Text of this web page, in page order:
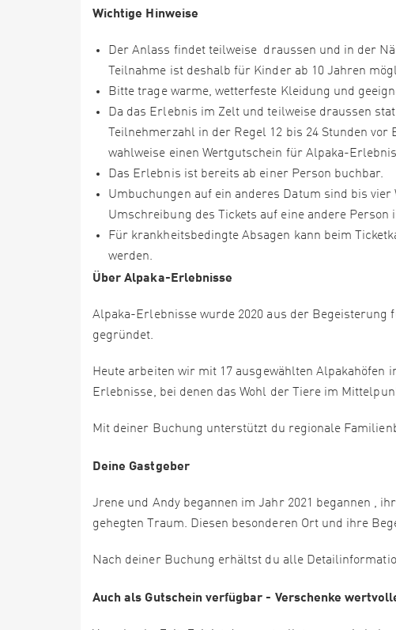
Wichtige Hinweise
Der Anlass findet teilweise draussen und in der
Teilnahme ist deshalb für Kinder ab 10 Jahren
Bitte trage warme, wetterfeste Kleidung und
Da das Erlebnis im Zelt und teilweise draussen
Teilnehmerzahl in der Regel 12 bis 24 Stunden
wahlweise einen Wertgutschein für Alpaka-
Das Erlebnis ist bereits ab einer Person buchbar.
Umbuchungen auf ein anderes Datum sind bis
Umschreibung des Tickets auf eine andere Person
Für krankheitsbedingte Absagen kann beim
werden.
Über Alpaka-Erlebnisse
Alpaka-Erlebnisse wurde 2020 aus der Begeisterung
gegründet.
Heute arbeiten wir mit 17 ausgewählten
Erlebnisse, bei denen das Wohl der Tiere im
Mit deiner Buchung unterstützt du regionale
Deine Gastgeber
Jrene und Andy begannen im Jahr 2021 begannen ,
gehegten Traum. Diesen besonderen Ort und ihre
Nach deiner Buchung erhältst du alle
Auch als Gutschein verfügbar - Verschenke